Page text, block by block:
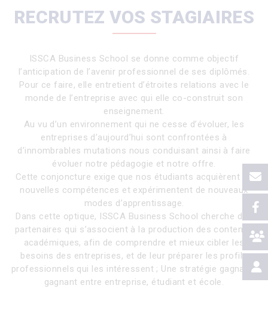
RECRUTEZ VOS STAGIAIRES
ISSCA Business School se donne comme objectif
l’anticipation de l’avenir professionnel de ses diplômés.
Pour ce faire, elle entretient d’étroites relations avec le
monde de l’entreprise avec qui elle co-construit son
enseignement.
Au vu d’un environnement qui ne cesse d’évoluer, les
entreprises d’aujourd’hui sont confrontées à
d’innombrables mutations nous conduisant ainsi à faire
évoluer notre pédagogie et notre offre.
Cette conjoncture exige que nos étudiants acquièrent de
nouvelles compétences et expérimentent de nouveaux
modes d’apprentissage.
Dans cette optique, ISSCA Business School cherche des
partenaires qui s’associent à la production des contenus
académiques, afin de comprendre et mieux cibler les
besoins des entreprises, et de leur préparer les profils
professionnels qui les intéressent ; Une stratégie gagnant-
gagnant entre entreprise, étudiant et école.